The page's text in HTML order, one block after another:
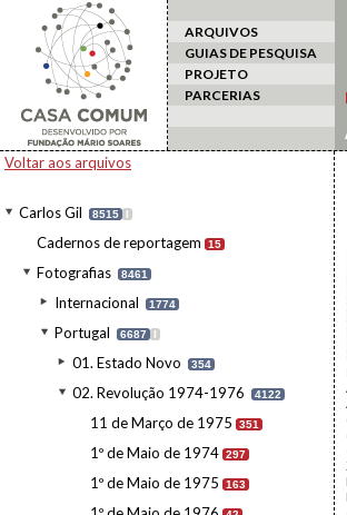
ARQUIVOS
GUIAS DE PESQUISA
PROJETO
PARCERIAS
Voltar aos arquivos
Carlos Gil 8515 I
Cadernos de reportagem 15
Fotografias 8461
Internacional 1774
Portugal 6687 I
01. Estado Novo 354
02. Revolução 1974-1976 4122
11 de Março de 1975 351
1º de Maio de 1974 297
1º de Maio de 1975 163